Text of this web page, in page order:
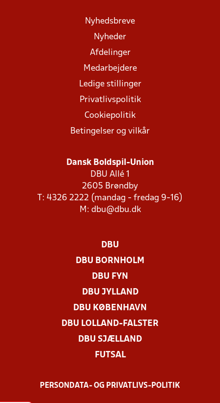
Nyhedsbreve
Nyheder
Afdelinger
Medarbejdere
Ledige stillinger
Privatlivspolitik
Cookiepolitik
Betingelser og vilkår
Dansk Boldspil-Union
DBU Allé 1
2605 Brøndby
T: 4326 2222 (mandag - fredag 9-16)
M: dbu@dbu.dk
DBU
DBU BORNHOLM
DBU FYN
DBU JYLLAND
DBU KØBENHAVN
DBU LOLLAND-FALSTER
DBU SJÆLLAND
FUTSAL
PERSONDATA- OG PRIVATLIVS-POLITIK